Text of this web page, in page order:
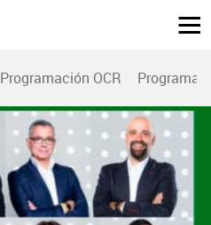
Programación OCR